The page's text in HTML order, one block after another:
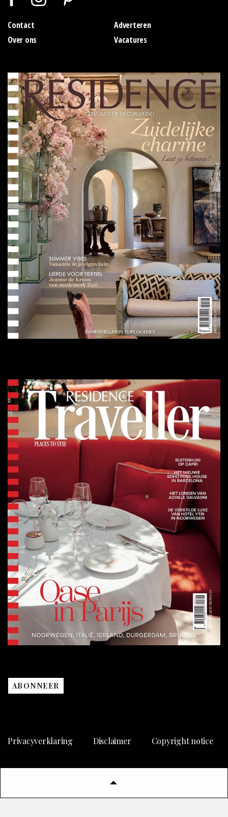
Contact
Adverteren
Over ons
Vacatures
ABONNEER
Privacyverklaring Disclaimer Copyright notice